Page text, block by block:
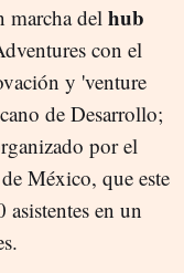
marcha del hub
con el
y 'venture
de Desarrollo;
por el
México, que este
en un